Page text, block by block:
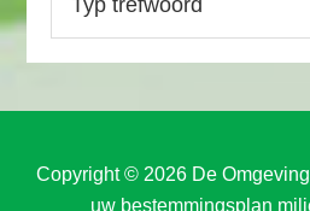
Copyright © 2026 De
uw bestemmingsplan